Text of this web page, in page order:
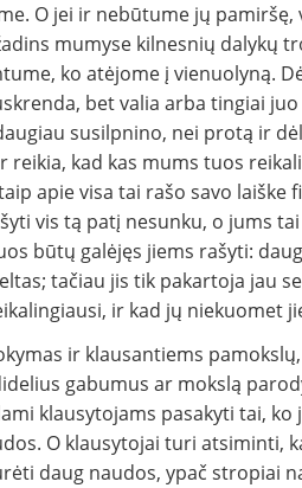
O jei ir nebūtume jų pamiršę,
mumyse kilnesnių dalykų
ko atėjome į vienuolyną.
bet valia ar­ba tingiai juo
susilpnino, nei protą ir
kad kas mums tuos
apie visa tai rašo savo laiške
vis tą patį nesunku, o jums
būtų galėjęs jiems rašyti:
tačiau jis tik pakartoja jau
ir kad jų niekuomet
ir klausantiems
gabumus ar mokslą
klausytojams pasakyti tai, ko
O klausytojai turi atsiminti,
daug naudos, ypač stropiai